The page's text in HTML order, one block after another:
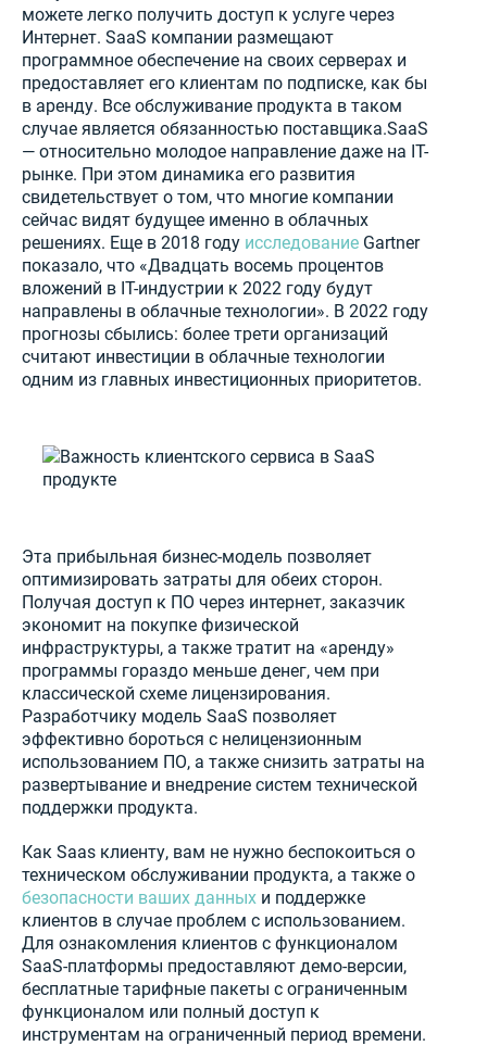
можете легко получить доступ к услуге через
Интернет. SaaS компании размещают
программное обеспечение на своих серверах и
предоставляет его клиентам по подписке, как бы
в аренду. Все обслуживание продукта в таком
случае является обязанностью поставщика.SaaS
— относительно молодое направление даже на IT-
рынке. При этом динамика его развития
свидетельствует о том, что многие компании
сейчас видят будущее именно в облачных
решениях. Еще в 2018 году исследование Gartner
показало, что «Двадцать восемь процентов
вложений в IT-индустрии к 2022 году будут
направлены в облачные технологии». В 2022 году
прогнозы сбылись: более трети организаций
считают инвестиции в облачные технологии
одним из главных инвестиционных приоритетов.
Эта прибыльная бизнес-модель позволяет
оптимизировать затраты для обеих сторон.
Получая доступ к ПО через интернет, заказчик
экономит на покупке физической
инфраструктуры, а также тратит на «аренду»
программы гораздо меньше денег, чем при
классической схеме лицензирования.
Разработчику модель SaaS позволяет
эффективно бороться с нелицензионным
использованием ПО, а также снизить затраты на
развертывание и внедрение систем технической
поддержки продукта.
Как Saas клиенту, вам не нужно беспокоиться о
техническом обслуживании продукта, а также о
безопасности ваших данных и поддержке
клиентов в случае проблем с использованием.
Для ознакомления клиентов с функционалом
SaaS-платформы предоставляют демо-версии,
бесплатные тарифные пакеты с ограниченным
функционалом или полный доступ к
инструментам на ограниченный период времени.